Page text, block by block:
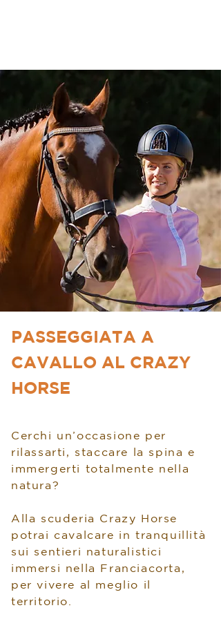
PASSEGGIATA A
CAVALLO AL CRAZY
HORSE
Cerchi un’occasione per
rilassarti, staccare la spina e
immergerti totalmente nella
natura?
Alla scuderia Crazy Horse
potrai cavalcare in tranquillità
sui sentieri naturalistici
immersi nella Franciacorta,
per vivere al meglio il
territorio.